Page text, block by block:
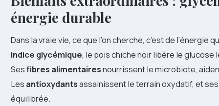
énergie durable
Dans la vraie vie, ce que l’on cherche, c’est de l’énergie
indice glycémique, le pois chiche noir libère le
Sesfibres alimentairesnourrissent le microbiote,
Les antioxydantsassainissent le terrain oxydatif, et
équilibrée.